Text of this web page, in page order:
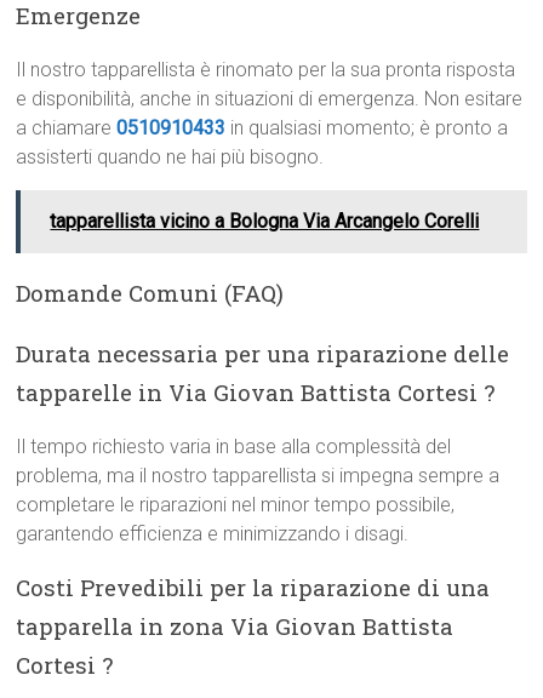
Emergenze
Il nostro tapparellista è rinomato per la sua pronta risposta
e disponibilità, anche in situazioni di emergenza. Non esitare
a chiamare0510910433 in qualsiasi momento; è pronto a
assisterti quando ne hai più bisogno.
tapparellista vicino a Bologna Via Arcangelo Corelli
Domande Comuni (FAQ)
Durata necessaria per una riparazione delle
tapparelle in Via Giovan Battista Cortesi ?
Il tempo richiesto varia in base alla complessità del
problema, ma il nostro tapparellista si impegna sempre a
completare le riparazioni nel minor tempo possibile,
garantendo efficienza e minimizzando i disagi.
Costi Prevedibili per la riparazione di una
tapparella in zona Via Giovan Battista
Cortesi ?